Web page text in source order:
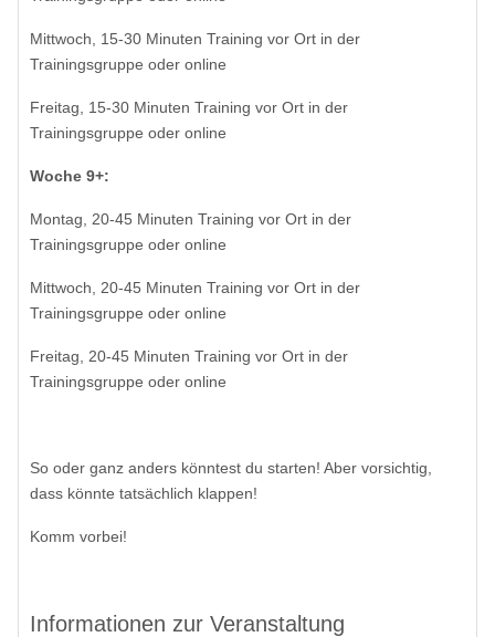
Mittwoch, 15-30 Minuten Training vor Ort in der
Trainingsgruppe oder online
Freitag, 15-30 Minuten Training vor Ort in der
Trainingsgruppe oder online
Woche 9+:
Montag, 20-45 Minuten Training vor Ort in der
Trainingsgruppe oder online
Mittwoch, 20-45 Minuten Training vor Ort in der
Trainingsgruppe oder online
Freitag, 20-45 Minuten Training vor Ort in der
Trainingsgruppe oder online
So oder ganz anders könntest du starten! Aber vorsichtig,
dass könnte tatsächlich klappen!
Komm vorbei!
Informationen zur Veranstaltung